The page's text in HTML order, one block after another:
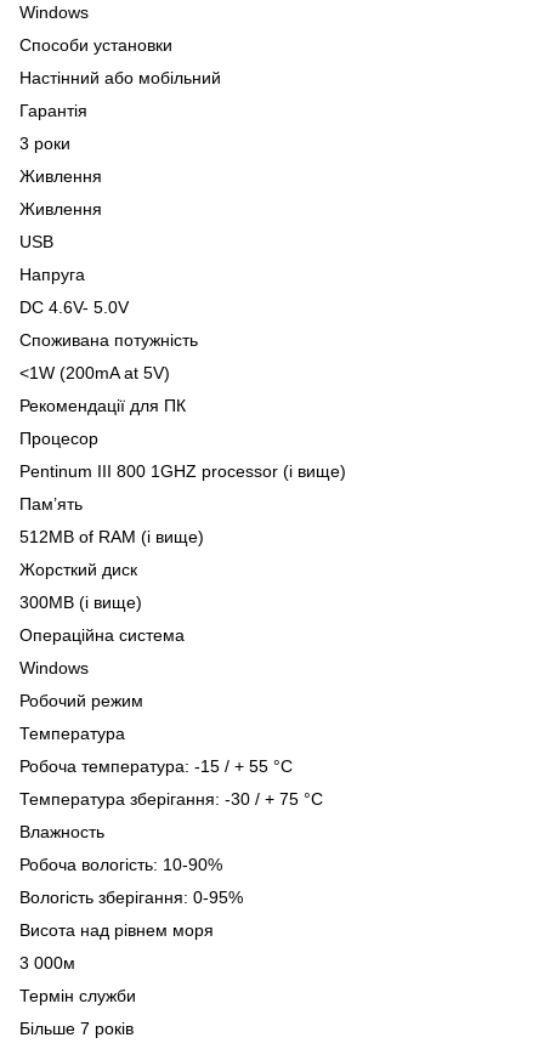
Windows
Способи установки
Настінний або мобільний
Гарантія
3 роки
Живлення
Живлення
USB
Напруга
DC 4.6V- 5.0V
Споживана потужність
<1W (200mA at 5V)
Рекомендації для ПК
Процесор
Pentinum III 800 1GHZ processor (і вище)
Пам’ять
512MB of RAM (і вище)
Жорсткий диск
300MB (і вище)
Операційна система
Windows
Робочий режим
Температура
Робоча температура: -15 / + 55 °C
Температура зберігання: -30 / + 75 °C
Влажность
Робоча вологість: 10-90%
Вологість зберігання: 0-95%
Висота над рівнем моря
3 000м
Термін служби
Більше 7 років